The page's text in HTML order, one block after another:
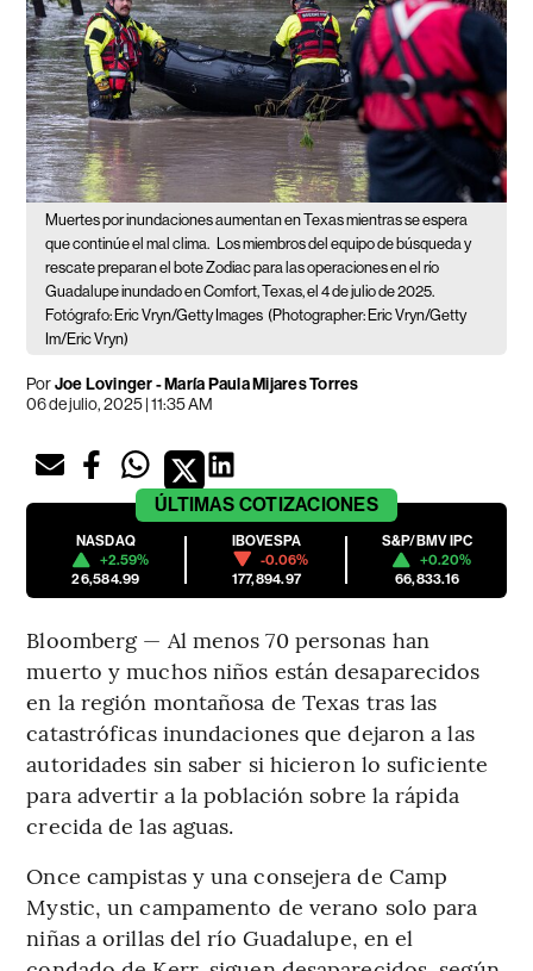
Muertes por inundaciones aumentan en Texas mientras se espera
que continúe el mal clima.
Los miembros del equipo de búsqueda y
rescate preparan el bote Zodiac para las operaciones en el río
Guadalupe inundado en Comfort, Texas, el 4 de julio de 2025.
Fotógrafo: Eric Vryn/Getty Images (Photographer: Eric Vryn/Getty
Im/Eric Vryn)
PorJoe Lovinger - María Paula Mijares Torres
06 de julio, 2025 | 11:35 AM
ÚLTIMAS COTIZACIONES
NASDAQ
+2.59%
26,584.99
IBOVESPA
-0.06%
177,894.97
S&P/BMV IPC
+0.20%
66,833.16
Bloomberg — Al menos 70 personas han
muerto y muchos niños están desaparecidos
en la región montañosa de Texas tras las
catastróficas inundaciones que dejaron a las
autoridades sin saber si hicieron lo suficiente
para advertir a la población sobre la rápida
crecida de las aguas.
Once campistas y una consejera de Camp
Mystic, un campamento de verano solo para
niñas a orillas del río Guadalupe, en el